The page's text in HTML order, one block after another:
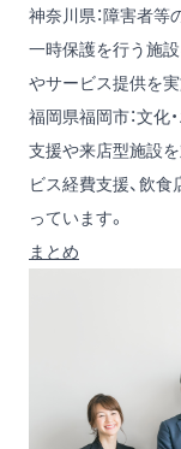
神奈川県：障害者
一時保護を行う施
やサービス提供を実
福岡県福岡市：文化
支援や来店型施設
ビス経費支援、飲
っています。
まとめ